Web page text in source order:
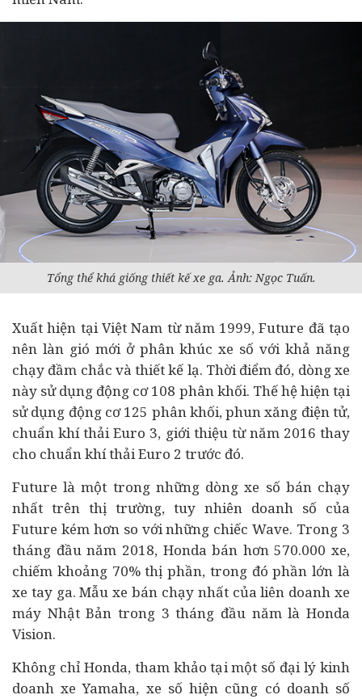
Tổng thể khá giống thiết kế xe ga. Ảnh: Ngọc Tuấn.
Xuất hiện tại Việt Nam từ năm 1999, Future đã tạo
nên làn gió mới ở phân khúc xe số với khả năng
chạy đầm chắc và thiết kế lạ. Thời điểm đó, dòng xe
này sử dụng động cơ 108 phân khối. Thế hệ hiện tại
sử dụng động cơ 125 phân khối, phun xăng điện tử,
chuẩn khí thải Euro 3, giới thiệu từ năm 2016 thay
cho chuẩn khí thải Euro 2 trước đó.
Future là một trong những dòng xe số bán chạy
nhất trên thị trường, tuy nhiên doanh số của
Future kém hơn so với những chiếc Wave. Trong 3
tháng đầu năm 2018, Honda bán hơn 570.000 xe,
chiếm khoảng 70% thị phần, trong đó phần lớn là
xe tay ga. Mẫu xe bán chạy nhất của liên doanh xe
máy Nhật Bản trong 3 tháng đầu năm là Honda
Vision.
Không chỉ Honda, tham khảo tại một số đại lý kinh
doanh xe Yamaha, xe số hiện cũng có doanh số